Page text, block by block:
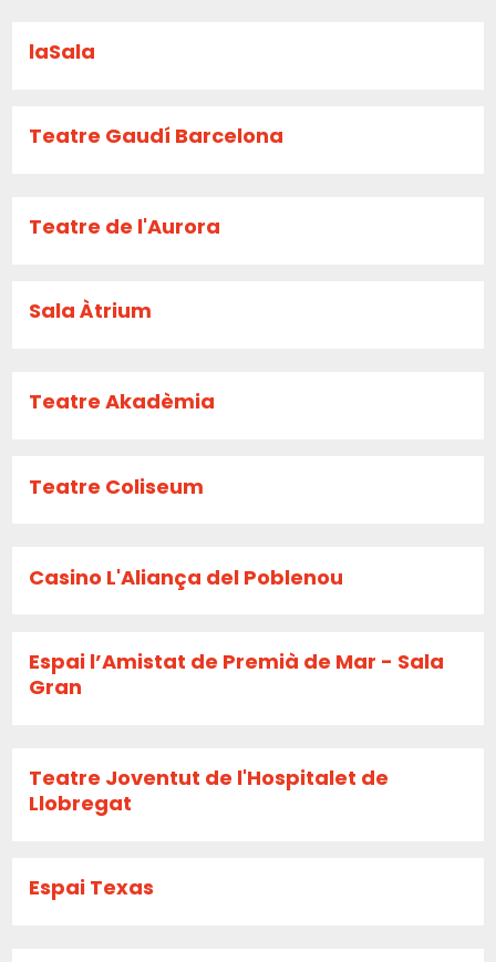
laSala
Teatre Gaudí Barcelona
Teatre de l'Aurora
Sala Àtrium
Teatre Akadèmia
Teatre Coliseum
Casino L'Aliança del Poblenou
Espai l’Amistat de Premià de Mar - Sala
Gran
Teatre Joventut de l'Hospitalet de
Llobregat
Espai Texas